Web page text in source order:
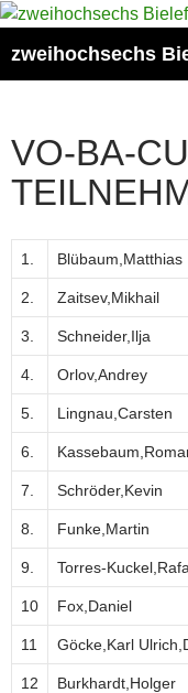
Zum
springen
zweihochsechs
VO-BA-
1. Blübaum,Matthias
2. Zaitsev,Mikhail
3. Schneider,Ilja
4. Orlov,Andrey
5. Lingnau,Carsten
6.
7. Schröder,Kevin
8. Funke,Martin
9. Torres-
10 Fox,Daniel
11 Göcke,Karl
12 Burkhardt,Holger